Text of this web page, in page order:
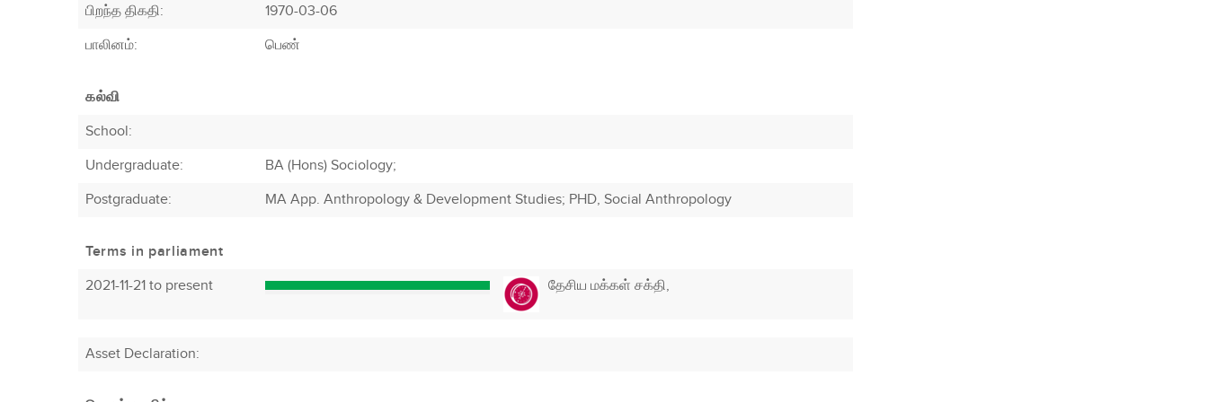
பிறந்த திகதி:
1970-03-06
பாலினம்:
பெண்
கல்வி
School:
Undergraduate:
BA (Hons) Sociology;
Postgraduate:
MA App. Anthropology & Development Studies; PHD, Social Anthropology
Terms in parliament
2021-11-21 to present
தேசிய மக்கள் சக்தி,
Asset Declaration: